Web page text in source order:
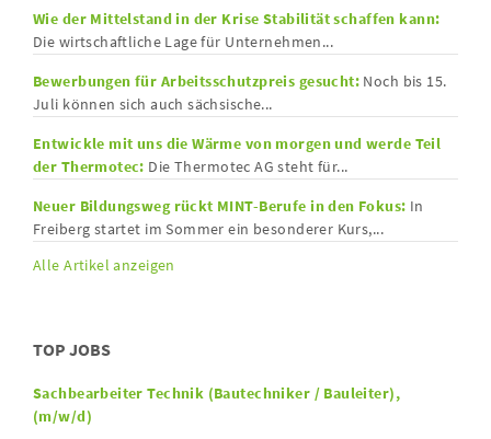
Wie der Mittelstand in der Krise Stabilität schaffen kann:
Die wirtschaftliche Lage für Unternehmen...
Bewerbungen für Arbeitsschutzpreis gesucht: Noch bis 15.
Juli können sich auch sächsische...
Entwickle mit uns die Wärme von morgen und werde Teil
der Thermotec: Die Thermotec AG steht für...
Neuer Bildungsweg rückt MINT-Berufe in den Fokus: In
Freiberg startet im Sommer ein besonderer Kurs,...
Alle Artikel anzeigen
TOP JOBS
Sachbearbeiter Technik (Bautechniker / Bauleiter),
(m/w/d)